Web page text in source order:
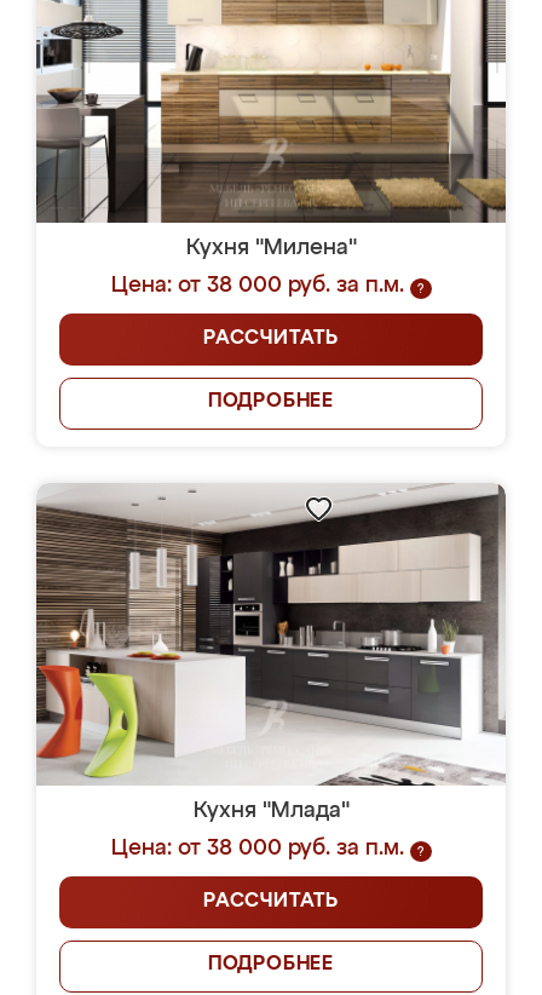
Кухня "Милена"
Цена: от 38 000 руб. за п.м.
?
РАССЧИТАТЬ
ПОДРОБНЕЕ
Кухня "Млада"
Цена: от 38 000 руб. за п.м.
?
РАССЧИТАТЬ
ПОДРОБНЕЕ